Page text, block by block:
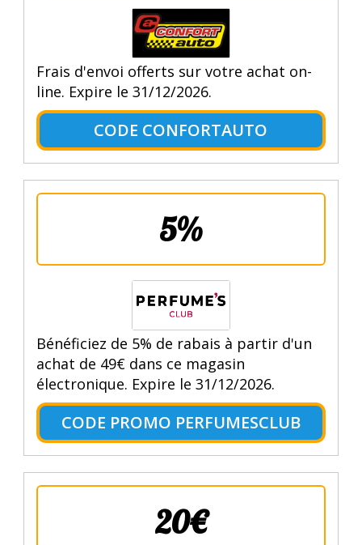
Frais d'envoi offerts sur votre achat on-
line. Expire le 31/12/2026.
CODE CONFORTAUTO
5%
Bénéficiez de 5% de rabais à partir d'un
achat de 49€ dans ce magasin
électronique. Expire le 31/12/2026.
CODE PROMO PERFUMESCLUB
20€